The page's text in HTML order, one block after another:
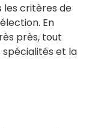
les critères de
En
près, tout
spécialités et la